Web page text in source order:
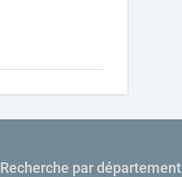
Recherche par département